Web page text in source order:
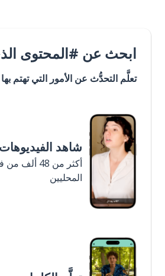
ابحث عن #المحتوى
تعلَّم التحدُّث عن الأمور التي تهتم
شاهد الفيديوهات
أكثر من 48
المحليين